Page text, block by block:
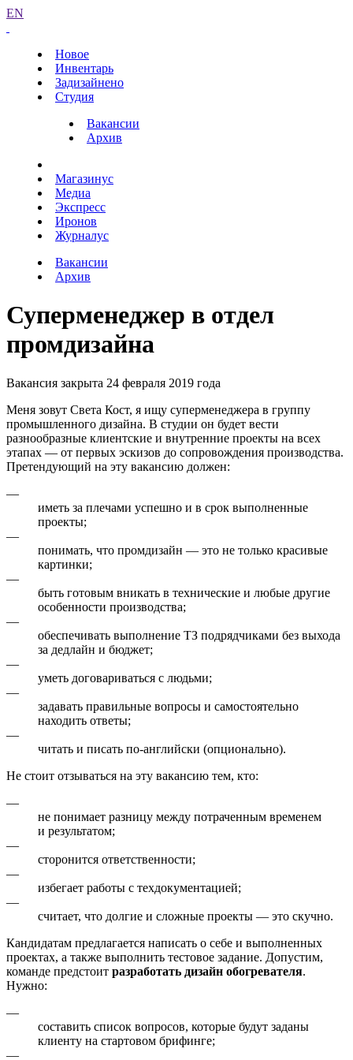
EN
Новое
Инвентарь
Задизайнено
Студия
Вакансии
Архив
Магазинус
Медиа
Экспресс
Иронов
Журналус
Вакансии
Архив
Суперменеджер в отдел
промдизайна
Вакансия закрыта 24 февраля 2019 года
Меня зовут Света Кост, я ищу суперменеджера в группу
промышленного дизайна. В студии он будет вести
разнообразные клиентские и внутренние проекты на всех
этапах — от первых эскизов до сопровождения производства.
Претендующий на эту вакансию должен:
—
иметь за плечами успешно и в срок выполненные
проекты;
—
понимать, что промдизайн — это не только красивые
картинки;
—
быть готовым вникать в технические и любые другие
особенности производства;
—
обеспечивать выполнение ТЗ подрядчиками без выхода
за дедлайн и бюджет;
—
уметь договариваться с людьми;
—
задавать правильные вопросы и самостоятельно
находить ответы;
—
читать и писать по-английски (опционально).
Не стоит отзываться на эту вакансию тем, кто:
—
не понимает разницу между потраченным временем
и результатом;
—
сторонится ответственности;
—
избегает работы с техдокументацией;
—
считает, что долгие и сложные проекты — это скучно.
Кандидатам предлагается написать о себе и выполненных
проектах, а также выполнить тестовое задание. Допустим,
команде предстоит разработать дизайн обогревателя.
Нужно:
—
составить список вопросов, которые будут заданы
клиенту на стартовом брифинге;
—